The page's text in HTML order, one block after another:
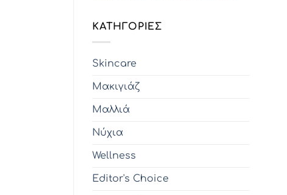
KΑΤΗΓΟΡΊΕΣ
Skincare
Μακιγιάζ
Μαλλιά
Νύχια
Wellness
Editor's Choice